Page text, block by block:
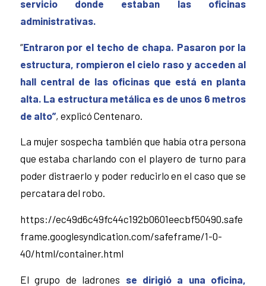
servicio donde estaban las oficinas
administrativas.
“Entraron por el techo de chapa. Pasaron por la
estructura, rompieron el cielo raso y acceden al
hall central de las oficinas que está en planta
alta. La estructura metálica es de unos 6 metros
de alto”, explicó Centenaro.
La mujer sospecha también que había otra persona
que estaba charlando con el playero de turno para
poder distraerlo y poder reducirlo en el caso que se
percatara del robo.
https://ec49d6c49fc44c192b0601eecbf50490.safe
frame.googlesyndication.com/safeframe/1-0-
40/html/container.html
El grupo de ladrones se dirigió a una oficina,